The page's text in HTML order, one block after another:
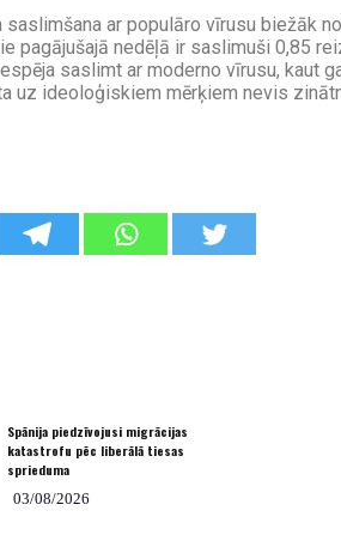
ar populāro vīrusu biežāk
nedēļā ir saslimuši 0,85
saslimt ar moderno vīrusu, kaut
ideoloģiskiem mērķiem nevis
Spānija piedzīvojusi migrācijas
katastrofu pēc liberālā tiesas
sprieduma
03/08/2026